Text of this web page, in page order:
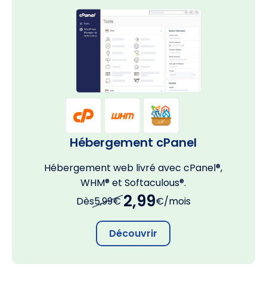
Hébergement cPanel
Hébergement web livré avec cPanel®,
WHM® et Softaculous®.
Dès5,99€ 2,99€/mois
Découvrir